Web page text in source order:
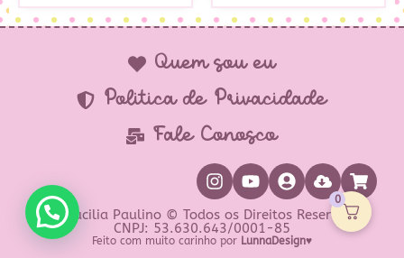
Quem sou eu
Política de Privacidade
Fale Conosco
Prof Lucilia Paulino © Todos os Direitos Reservados
CNPJ: 53.630.643/0001-85
Feito com muito carinho por LunnaDesign♥
0